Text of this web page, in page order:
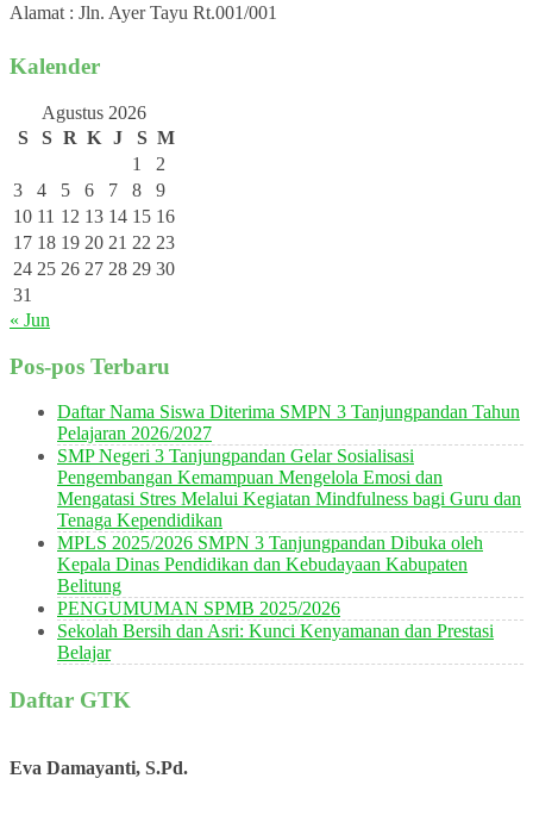
Alamat : Jln. Ayer Tayu Rt.001/001
Kalender
Agustus 2026
S
S R K J S M
1
2
3
4 5 6 7 8
9
10 11 12 13 14 15 16
17 18 19 20 21 22 23
24 25 26 27 28 29 30
31
« Jun
Pos-pos Terbaru
Daftar Nama Siswa Diterima SMPN 3 Tanjungpandan Tahun
Pelajaran 2026/2027
SMP Negeri 3 Tanjungpandan Gelar Sosialisasi
Pengembangan Kemampuan Mengelola Emosi dan
Mengatasi Stres Melalui Kegiatan Mindfulness bagi Guru dan
Tenaga Kependidikan
MPLS 2025/2026 SMPN 3 Tanjungpandan Dibuka oleh
Kepala Dinas Pendidikan dan Kebudayaan Kabupaten
Belitung
PENGUMUMAN SPMB 2025/2026
Sekolah Bersih dan Asri: Kunci Kenyamanan dan Prestasi
Belajar
Daftar GTK
Eva Damayanti, S.Pd.